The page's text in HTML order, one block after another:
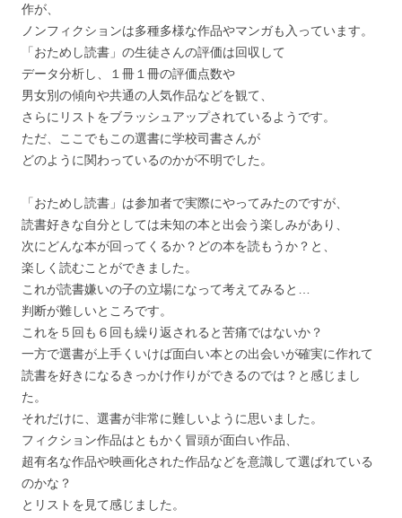
作が、
ノンフィクションは多種多様な作品やマンガも入っています。
「おためし読書」の生徒さんの評価は回収して
データ分析し、１冊１冊の評価点数や
男女別の傾向や共通の人気作品などを観て、
さらにリストをブラッシュアップされているようです。
ただ、ここでもこの選書に学校司書さんが
どのように関わっているのかが不明でした。
「おためし読書」は参加者で実際にやってみたのですが、
読書好きな自分としては未知の本と出会う楽しみがあり、
次にどんな本が回ってくるか？どの本を読もうか？と、
楽しく読むことができました。
これが読書嫌いの子の立場になって考えてみると…
判断が難しいところです。
これを５回も６回も繰り返されると苦痛ではないか？
一方で選書が上手くいけば面白い本との出会いが確実に作れて
読書を好きになるきっかけ作りができるのでは？と感じまし
た。
それだけに、選書が非常に難しいように思いました。
フィクション作品はともかく冒頭が面白い作品、
超有名な作品や映画化された作品などを意識して選ばれている
のかな？
とリストを見て感じました。